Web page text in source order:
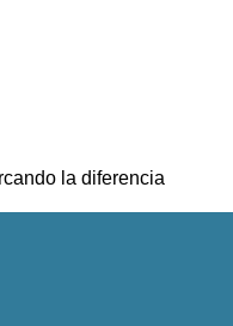
la diferencia